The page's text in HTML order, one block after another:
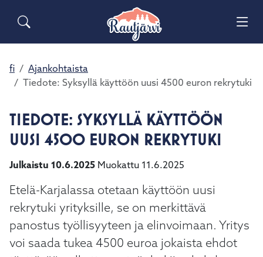
Siirry pääsisältöön Siirry päävalikkoon
Sähköiset lomakkeet
Haku
Valitse
oleva
tulos
ja
alasnuolilla.
Siirry
hakutulokseen
painamalla
Kosketuslaitteiden
käyttäjät
voivat
Asuminen ja ympäristö
Opetus ja kasvatus
Kulttuuri ja vapaa-aika
Kunta ja päätöksenteko
Elinvoima ja työ
fi
Ajankohtaista
Tiedote: Syksyllä käyttöön uusi 4500 euron rekrytuki
TIEDOTE: SYKSYLLÄ KÄYTTÖÖN
UUSI 4500 EURON REKRYTUKI
Julkaistu 10.6.2025 Muokattu 11.6.2025
Etelä-Karjalassa otetaan käyttöön uusi
rekrytuki yrityksille, se on merkittävä
panostus työllisyyteen ja elinvoimaan. Yritys
voi saada tukea 4500 euroa jokaista ehdot